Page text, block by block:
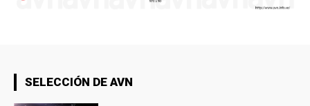
SELECCIÓN DE AVN